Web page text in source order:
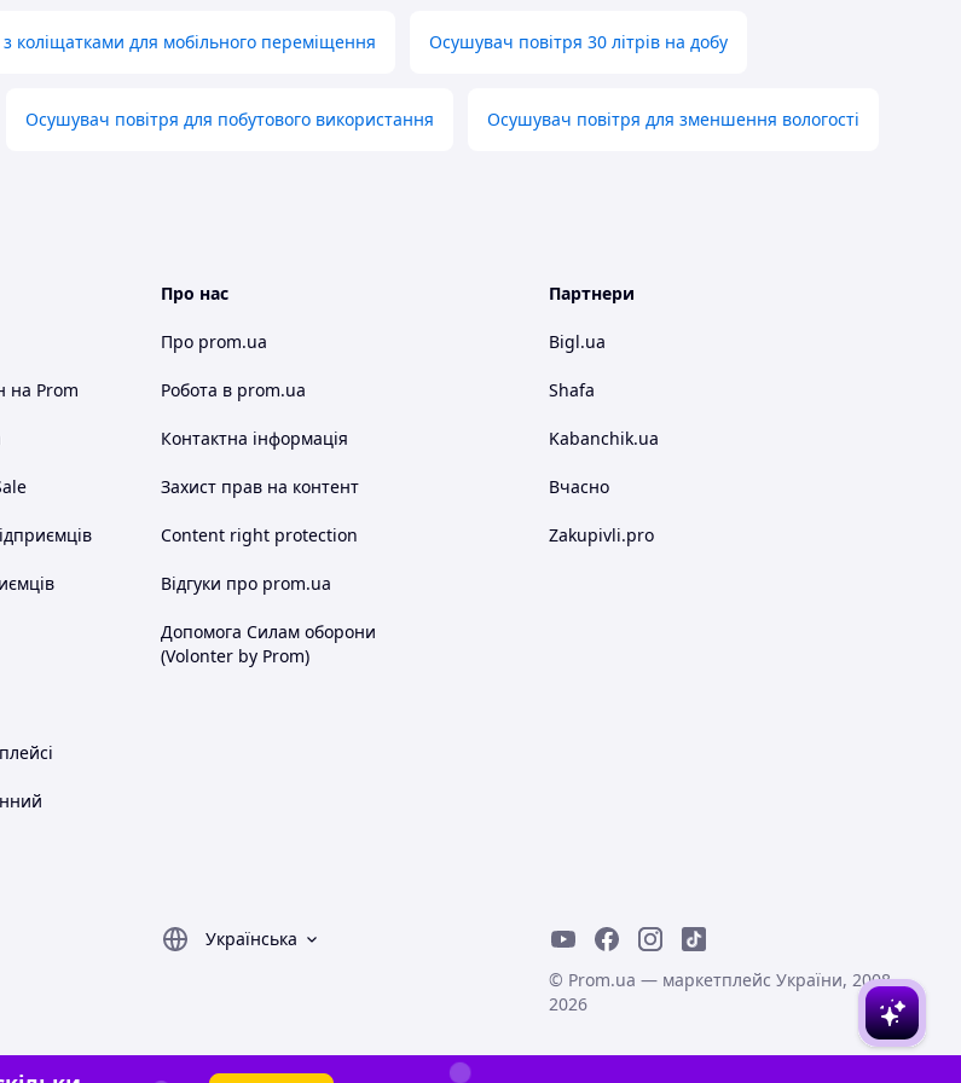
коліщатками для мобільного переміщення Осушувач повітря 30 літрів на добу
Осушувач повітря для побутового використання Осушувач повітря для зменшення вологості
на Prom
Про нас
Про prom.ua
Робота в prom.ua
Контактна інформація
Захист прав на контент
Content right protection
Відгуки про prom.ua
Допомога Силам оборони
(Volonter by Prom)
Партнери
Bigl.ua
Shafa
Kabanchik.ua
Вчасно
Zakupivli.pro
Українська
© Prom.ua — маркетплейс України, 2008-
2026